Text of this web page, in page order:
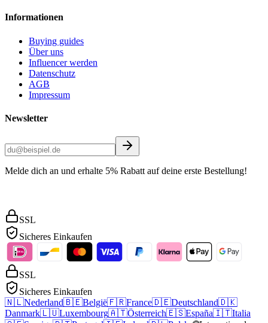
Informationen
Buying guides
Über uns
Influencer werden
Datenschutz
AGB
Impressum
Newsletter
Melde dich an und erhalte 5% Rabatt auf deine erste Bestellung!
SSL
Sicheres Einkaufen
SSL
Sicheres Einkaufen
🇳🇱Nederland🇧🇪België🇫🇷France🇩🇪Deutschland🇩🇰
Danmark🇱🇺Luxembourg🇦🇹Österreich🇪🇸España🇮🇹Italia